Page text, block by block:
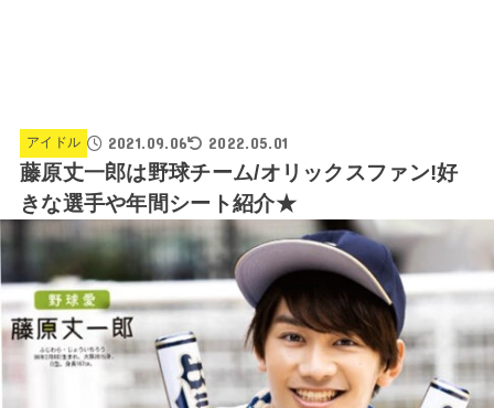
アイドル 2021.09.06 2022.05.01
藤原丈一郎は野球チーム/オリックスファン!好
きな選手や年間シート紹介★